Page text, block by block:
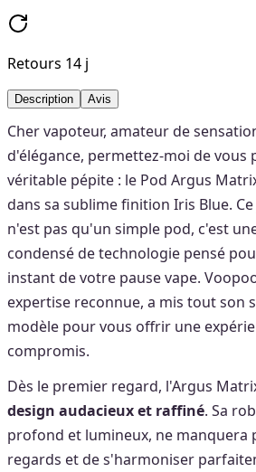
Retours 14 j
Description Avis
Cher vapoteur, amateur de
d'élégance, permettez-moi de vous
véritable pépite : le Pod Argus
dans sa sublime finition Iris Blue.
n'est pas qu'un simple pod, c'est
condensé de technologie pensé
instant de votre pause vape.
expertise reconnue, a mis tout son
modèle pour vous offrir une
compromis.
Dès le premier regard, l'Argus
design audacieux et raffiné. Sa
profond et lumineux, ne manquera
regards et de s'harmoniser